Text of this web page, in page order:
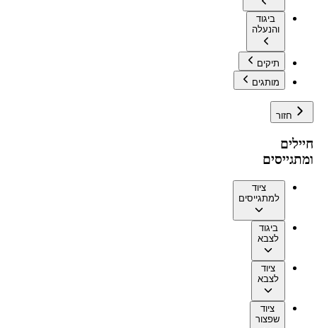
ביגוד
והנעלה
תיקים
מותגים
חזור
חיילים
ומתגייסים
ציוד
למתגייסים
ביגוד
לצבא
ציוד
לצבא
ציוד
שפצור